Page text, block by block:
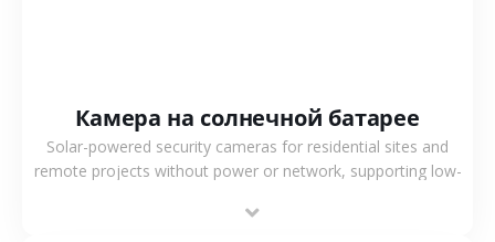
Камера на солнечной батарее
Solar-powered security cameras for residential sites and
remote projects without power or network, supporting low-
monitoring.